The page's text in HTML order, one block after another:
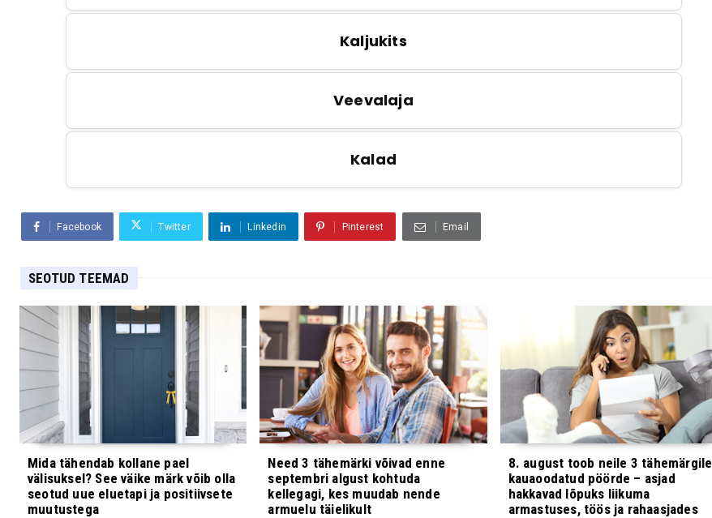
Kaljukits
Veevalaja
Kalad
Facebook Twitter Linkedin Pinterest Email
SEOTUD TEEMAD
Mida tähendab kollane pael
välisuksel? See väike märk võib olla
seotud uue eluetapi ja positiivsete
muutustega
Need 3 tähemärki võivad enne
septembri algust kohtuda
kellegagi, kes muudab nende
armuelu täielikult
8. august toob neile 3 tähemärgile
kauaoodatud pöörde – asjad
hakkavad lõpuks liikuma
armastuses, töös ja rahaasjades